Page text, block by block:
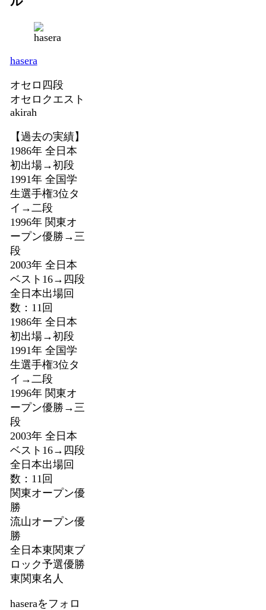
hasera
オセロ四段
オセロクエスト
akirah
【過去の実績】
1986年 全日本
初出場→初段
1991年 全国学
生選手権3位タ
イ→二段
1996年 関東オ
ープン優勝→三
段
2003年 全日本
ベスト16→四段
全日本出場回
数：11回
1986年 全日本
初出場→初段
1991年 全国学
生選手権3位タ
イ→二段
1996年 関東オ
ープン優勝→三
段
2003年 全日本
ベスト16→四段
全日本出場回
数：11回
関東オープン優
勝
流山オープン優
勝
全日本東関東ブ
ロック予選優勝
東関東名人
haseraをフォロ